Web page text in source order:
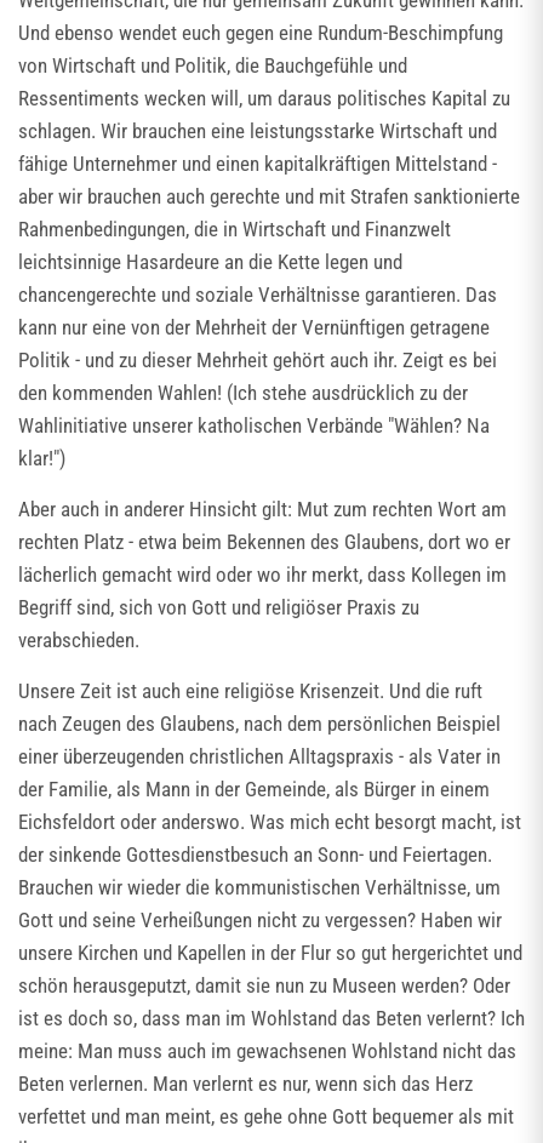
Und ebenso wendet euch gegen eine Rundum-Beschimpfung
von Wirtschaft und Politik, die Bauchgefühle und
Ressentiments wecken will, um daraus politisches Kapital zu
schlagen. Wir brauchen eine leistungsstarke Wirtschaft und
fähige Unternehmer und einen kapitalkräftigen Mittelstand -
aber wir brauchen auch gerechte und mit Strafen sanktionierte
Rahmenbedingungen, die in Wirtschaft und Finanzwelt
leichtsinnige Hasardeure an die Kette legen und
chancengerechte und soziale Verhältnisse garantieren. Das
kann nur eine von der Mehrheit der Vernünftigen getragene
Politik - und zu dieser Mehrheit gehört auch ihr. Zeigt es bei
den kommenden Wahlen! (Ich stehe ausdrücklich zu der
Wahlinitiative unserer katholischen Verbände "Wählen? Na
klar!")
Aber auch in anderer Hinsicht gilt: Mut zum rechten Wort am
rechten Platz - etwa beim Bekennen des Glaubens, dort wo er
lächerlich gemacht wird oder wo ihr merkt, dass Kollegen im
Begriff sind, sich von Gott und religiöser Praxis zu
verabschieden.
Unsere Zeit ist auch eine religiöse Krisenzeit. Und die ruft
nach Zeugen des Glaubens, nach dem persönlichen Beispiel
einer überzeugenden christlichen Alltagspraxis - als Vater in
der Familie, als Mann in der Gemeinde, als Bürger in einem
Eichsfeldort oder anderswo. Was mich echt besorgt macht, ist
der sinkende Gottesdienstbesuch an Sonn- und Feiertagen.
Brauchen wir wieder die kommunistischen Verhältnisse, um
Gott und seine Verheißungen nicht zu vergessen? Haben wir
unsere Kirchen und Kapellen in der Flur so gut hergerichtet und
schön herausgeputzt, damit sie nun zu Museen werden? Oder
ist es doch so, dass man im Wohlstand das Beten verlernt? Ich
meine: Man muss auch im gewachsenen Wohlstand nicht das
Beten verlernen. Man verlernt es nur, wenn sich das Herz
verfettet und man meint, es gehe ohne Gott bequemer als mit